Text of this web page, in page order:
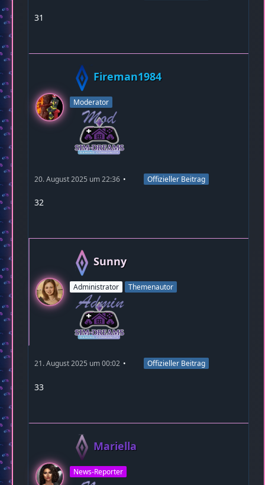
31
Fireman1984
Moderator
20. August 2025 um 22:36 Offizieller Beitrag
32
Sunny
Administrator Themenautor
21. August 2025 um 00:02 Offizieller Beitrag
33
Mariella
News-Reporter